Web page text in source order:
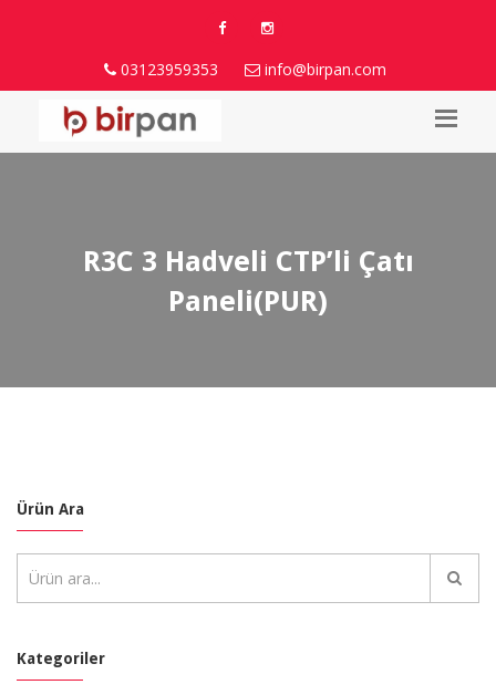
03123959353 info@birpan.com
R3C 3 Hadveli CTP’li Çatı
Paneli(PUR)
Ürün Ara
Kategoriler